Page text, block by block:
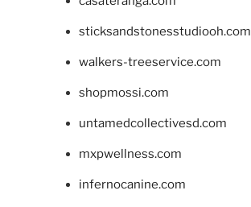
sticksandstonesstudiooh.com
walkers-treeservice.com
shopmossi.com
untamedcollectivesd.com
mxpwellness.com
infernocanine.com